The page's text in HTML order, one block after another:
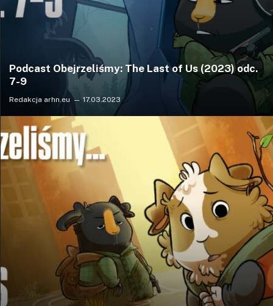
Podcast Obejrzeliśmy: The Last of Us (2023) odc.
7-9
Redakcja arhn.eu 17.03.2023